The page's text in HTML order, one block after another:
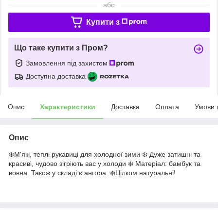
або
Купити з
Що таке купити з Пром?
Замовлення під захистом
Доступна доставка
Опис Характеристики Доставка Оплата Умови
Опис
❄️М'які, теплі рукавиці для холодної зими ❄️ Дуже затишні та
красиві, чудово зігріють вас у холоди ❄️ Матеріал: бамбук та
вовна. Також у складі є ангора. ❄️Цілком натуральні!